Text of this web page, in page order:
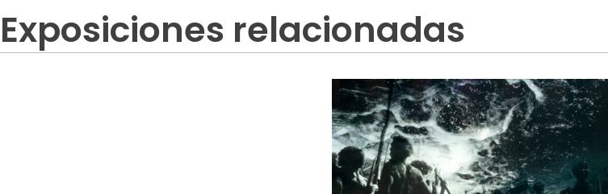
Exposiciones relacionadas